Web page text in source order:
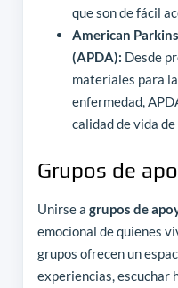
que son de fácil
American
(APDA): Desde
materiales para
enfermedad,
calidad de vida
Grupos de
Unirse a grupos de
emocional de quienes
grupos ofrecen un
experiencias, escuchar